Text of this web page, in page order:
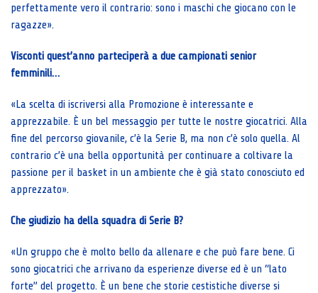
perfettamente vero il contrario: sono i maschi che giocano con le
ragazze».
Visconti quest’anno parteciperà a due campionati senior
femminili…
«La scelta di iscriversi alla Promozione è interessante e
apprezzabile. È un bel messaggio per tutte le nostre giocatrici. Alla
fine del percorso giovanile, c’è la Serie B, ma non c’è solo quella. Al
contrario c’è una bella opportunità per continuare a coltivare la
passione per il basket in un ambiente che è già stato conosciuto ed
apprezzato».
Che giudizio ha della squadra di Serie B?
«Un gruppo che è molto bello da allenare e che può fare bene. Ci
sono giocatrici che arrivano da esperienze diverse ed è un “lato
forte” del progetto. È un bene che storie cestistiche diverse si